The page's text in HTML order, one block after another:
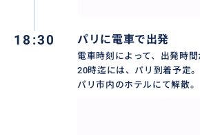
18:30 パリに電車で出発
電車時刻によって、出発時間
20時迄には、パリ到着予定。
パリ市内のホテルにて解散。